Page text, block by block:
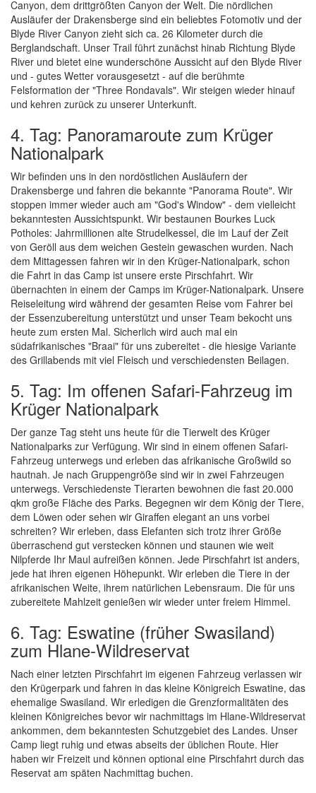
Canyon, dem drittgrößten Canyon der Welt. Die nördlichen
Ausläufer der Drakensberge sind ein beliebtes Fotomotiv und der
Blyde River Canyon zieht sich ca. 26 Kilometer durch die
Berglandschaft. Unser Trail führt zunächst hinab Richtung Blyde
River und bietet eine wunderschöne Aussicht auf den Blyde River
und - gutes Wetter vorausgesetzt - auf die berühmte
Felsformation der "Three Rondavals". Wir steigen wieder hinauf
und kehren zurück zu unserer Unterkunft.
4. Tag: Panoramaroute zum Krüger
Nationalpark
Wir befinden uns in den nordöstlichen Ausläufern der
Drakensberge und fahren die bekannte "Panorama Route". Wir
stoppen immer wieder auch am "God's Window" - dem vielleicht
bekanntesten Aussichtspunkt. Wir bestaunen Bourkes Luck
Potholes: Jahrmillionen alte Strudelkessel, die im Lauf der Zeit
von Geröll aus dem weichen Gestein gewaschen wurden. Nach
dem Mittagessen fahren wir in den Krüger-Nationalpark, schon
die Fahrt in das Camp ist unsere erste Pirschfahrt. Wir
übernachten in einem der Camps im Krüger-Nationalpark. Unsere
Reiseleitung wird während der gesamten Reise vom Fahrer bei
der Essenzubereitung unterstützt und unser Team bekocht uns
heute zum ersten Mal. Sicherlich wird auch mal ein
südafrikanisches "Braai" für uns zubereitet - die hiesige Variante
des Grillabends mit viel Fleisch und verschiedensten Beilagen.
5. Tag: Im offenen Safari-Fahrzeug im
Krüger Nationalpark
Der ganze Tag steht uns heute für die Tierwelt des Krüger
Nationalparks zur Verfügung. Wir sind in einem offenen Safari-
Fahrzeug unterwegs und erleben das afrikanische Großwild so
hautnah. Je nach Gruppengröße sind wir in zwei Fahrzeugen
unterwegs. Verschiedenste Tierarten bewohnen die fast 20.000
qkm große Fläche des Parks. Begegnen wir dem König der Tiere,
dem Löwen oder sehen wir Giraffen elegant an uns vorbei
schreiten? Wir erleben, dass Elefanten sich trotz ihrer Größe
überraschend gut verstecken können und staunen wie weit
Nilpferde Ihr Maul aufreißen können. Jede Pirschfahrt ist anders,
jede hat ihren eigenen Höhepunkt. Wir erleben die Tiere in der
afrikanischen Weite, ihrem natürlichen Lebensraum. Die für uns
zubereitete Mahlzeit genießen wir wieder unter freiem Himmel.
6. Tag: Eswatine (früher Swasiland)
zum Hlane-Wildreservat
Nach einer letzten Pirschfahrt im eigenen Fahrzeug verlassen wir
den Krügerpark und fahren in das kleine Königreich Eswatine, das
ehemalige Swasiland. Wir erledigen die Grenzformalitäten des
kleinen Königreiches bevor wir nachmittags im Hlane-Wildreservat
ankommen, dem bekanntesten Schutzgebiet des Landes. Unser
Camp liegt ruhig und etwas abseits der üblichen Route. Hier
haben wir Freizeit und können optional eine Pirschfahrt durch das
Reservat am späten Nachmittag buchen.